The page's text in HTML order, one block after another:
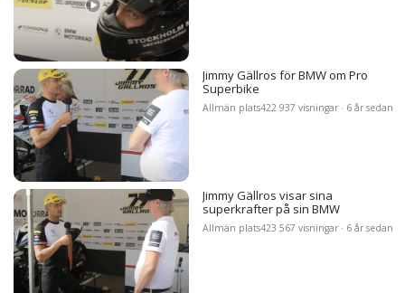
Jimmy Gällros för BMW om Pro
Superbike
Allmän plats422 937 visningar · 6 år sedan
Jimmy Gällros visar sina
superkrafter på sin BMW
Allmän plats423 567 visningar · 6 år sedan